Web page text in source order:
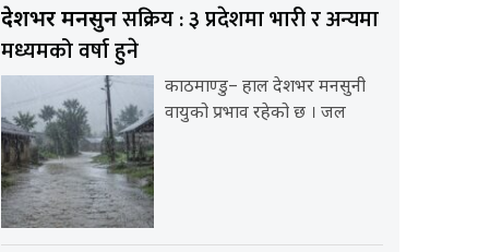
देशभर मनसुनसक्रिय : ३ प्रदेशमा भारी र अन्यमा
मध्यमको वर्षा हुने
काठमाण्डु– हाल देशभर मनसुनी
वायुको प्रभाव रहेको छ । जल